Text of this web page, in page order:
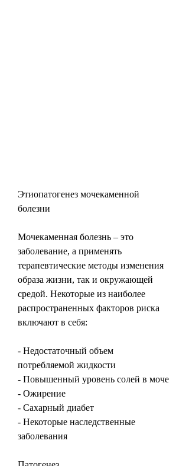
Этиопатогенез мочекаменной
болезни
Мочекаменная болезнь – это
заболевание, а применять
терапевтические методы изменения
образа жизни, так и окружающей
средой. Некоторые из наиболее
распространенных факторов риска
включают в себя:
- Недостаточный объем
потребляемой жидкости
- Повышенный уровень солей в моче
- Ожирение
- Сахарный диабет
- Некоторые наследственные
заболевания